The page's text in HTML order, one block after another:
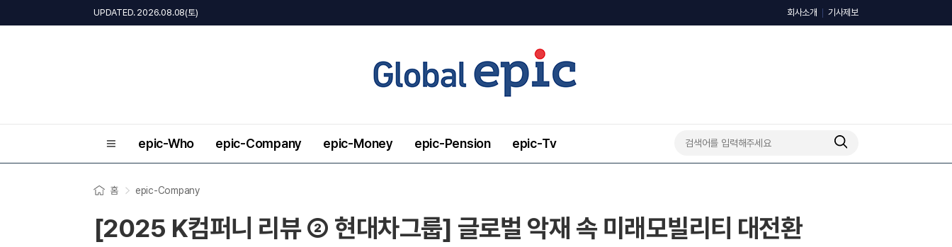
UPDATED. 2026.08.08(토) 회사소개 기사제보
epic-Who epic-Company epic-Money epic-Pension epic-Tv
홈 epic-Company
[2025 K컴퍼니 리뷰 ② 현대차그룹] 글로벌 악재 속 미래모빌리티 대전환